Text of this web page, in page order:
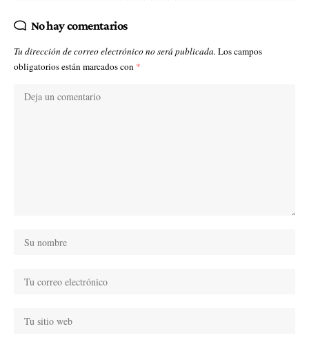
No hay comentarios
Tu dirección de correo electrónico no será publicada. Los campos
obligatorios están marcados con *